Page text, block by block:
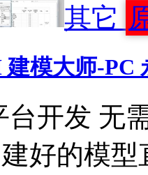
其它
模大师-PC
台开发 无
好的模